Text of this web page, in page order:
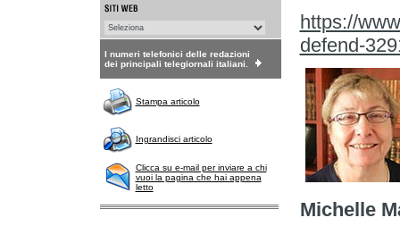
I numeri telefonici delle redazioni
dei principali telegiornali italiani.
Stampa articolo
Ingrandisci articolo
Clicca su e-mail per inviare a chi
vuoi la pagina che hai appena
letto
https://
defend-
Michelle